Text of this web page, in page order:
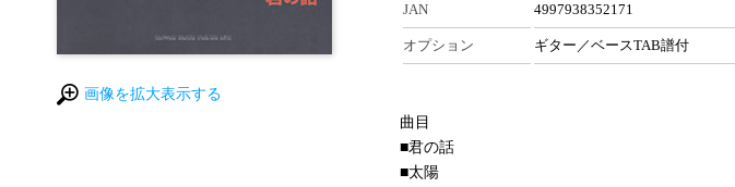
画像を拡大表示する
JAN 4997938352171
オプション ギター／ベースTAB譜付
曲目
■君の話
■太陽